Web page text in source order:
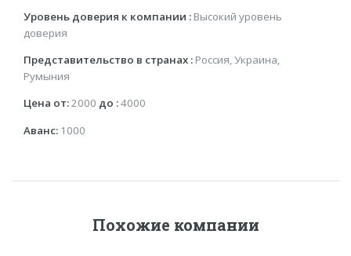
Уровень доверия к компании : Высокий уровень
доверия
Представительство в странах : Россия, Украина,
Румыния
Цена от:2000 до :4000
Аванс: 1000
Похожие компании